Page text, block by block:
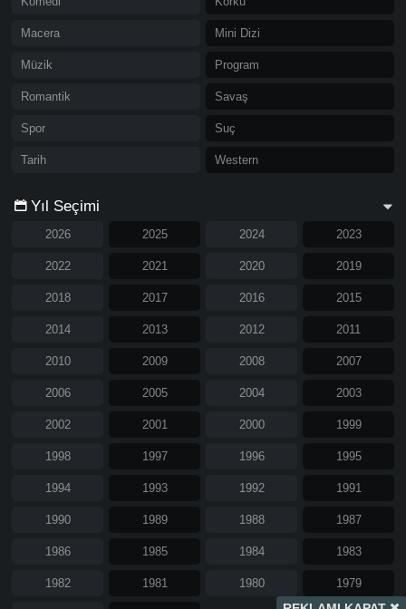
Macera Mini Dizi
Müzik Program
Romantik Savaş
Spor Suç
Tarih Western
Yıl Seçimi
2026 2025 2024 2023
2022 2021 2020 2019
2018 2017 2016 2015
2014 2013 2012 2011
2010 2009 2008 2007
2006 2005 2004 2003
2002 2001 2000 1999
1998 1997 1996 1995
1994 1993 1992 1991
1990 1989 1988 1987
1986 1985 1984 1983
1982 1981 1980 1979